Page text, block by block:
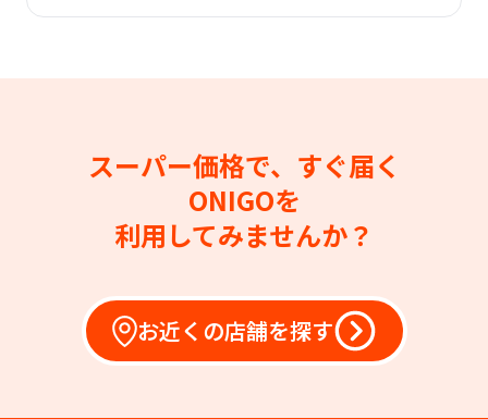
スーパー価格で、すぐ届く
ONIGOを
利用してみませんか？
お近くの店舗を探す